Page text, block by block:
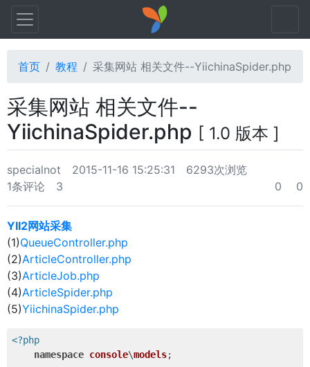
首页 教程 采集网站 相关文件--YiichinaSpider.php
采集网站 相关文件--
YiichinaSpider.php [ 1.0 版本 ]
specialnot 2015-11-16 15:25:31
6293次浏览
1条评论
3 0 0
YII2网站采集
(1)QueueController.php
(2)ArticleController.php
(3)ArticleJob.php
(4)ArticleSpider.php
(5)YiichinaSpider.php
<?php
namespace console\models;